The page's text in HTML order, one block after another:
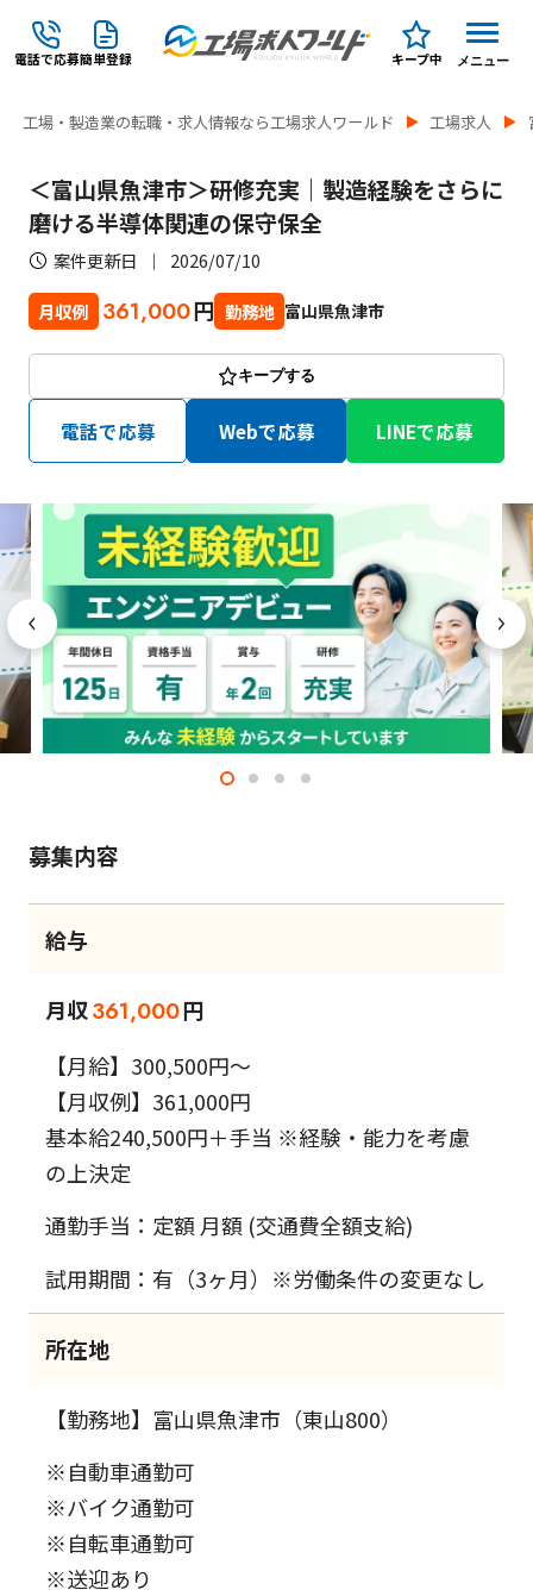
電話で応募簡単登録 キープ中 メニュー
工場・製造業の転職・求人情報なら工場求人ワールド 工場求人
＜富山県魚津市＞研修充実｜製造経験をさらに
磨ける半導体関連の保守保全
案件更新日 2026/07/10
月収例 361,000円 勤務地 富山県魚津市
キープする
電話で応募 Webで応募 LINEで応募
募集内容
給与
月収361,000円
【月給】300,500円～
【月収例】361,000円
基本給240,500円＋手当 ※経験・能力を考慮
の上決定
通勤手当：定額 月額 (交通費全額支給)
試用期間：有（3ヶ月）※労働条件の変更なし
所在地
【勤務地】富山県魚津市（東山800）
※自動車通勤可
※バイク通勤可
※自転車通勤可
※送迎あり